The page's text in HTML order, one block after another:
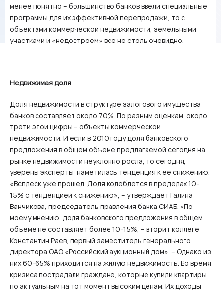
менее понятно – большинство банков ввели специальные
программы для их эффективной перепродажи, то с
объектами коммерческой недвижимости, земельными
участками и «недостроем» все не столь очевидно.
Недвижимая доля
Доля недвижимости в структуре залогового имущества
банков составляет около 70%. По разным оценкам, около
трети этой цифры – объекты коммерческой
недвижимости. И если в 2010 году доля банковского
предложения в общем объеме предлагаемой сегодня на
рынке недвижимости неуклонно росла, то сегодня,
уверены эксперты, наметилась тенденция к ее снижению.
«Всплеск уже прошел. Доля колеблется в пределах 10-
15% с тенденцией к снижению», – утверждает Галина
Ванчикова, председатель правления банка СИАБ. «По
моему мнению, доля банковского предложения в общем
объеме не составляет более 10-15%, – вторит коллеге
Константин Раев, первый заместитель генерального
директора ОАО «Российский аукционный дом». – Однако из
них 60-65% приходится на жилую недвижимость. Во время
кризиса пострадали граждане, которые купили квартиры
по актуальным на тот момент высоким ценам. Их доходы